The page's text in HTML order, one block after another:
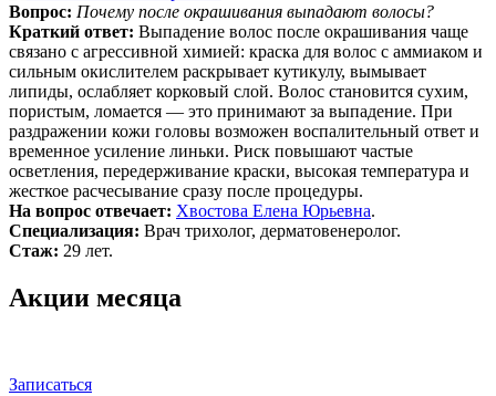
Вопрос: Почему после окрашивания выпадают волосы?
Краткий ответ: Выпадение волос после окрашивания чаще
связано с агрессивной химией: краска для волос с аммиаком и
сильным окислителем раскрывает кутикулу, вымывает
липиды, ослабляет корковый слой. Волос становится сухим,
пористым, ломается — это принимают за выпадение. При
раздражении кожи головы возможен воспалительный ответ и
временное усиление линьки. Риск повышают частые
осветления, передерживание краски, высокая температура и
жесткое расчесывание сразу после процедуры.
На вопрос отвечает: Хвостова Елена Юрьевна.
Специализация: Врач трихолог, дерматовенеролог.
Стаж: 29 лет.
Акции месяца
Записаться